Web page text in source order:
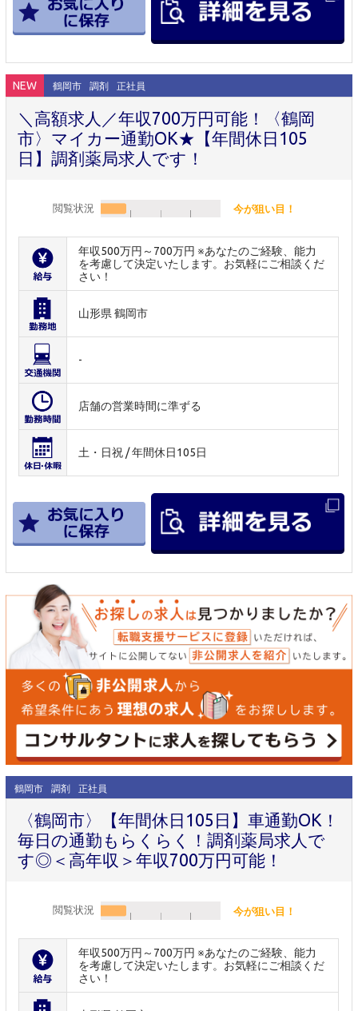
NEW 鶴岡市 調剤 正社員
＼高額求人／年収700万円可能！〈鶴岡
市〉マイカー通勤OK★【年間休日105
日】調剤薬局求人です！
閲覧状況 今が狙い目！
年収500万円～700万円 ※あなたのご経験、能力
を考慮して決定いたします。お気軽にご相談くだ
さい！
山形県 鶴岡市
-
店舗の営業時間に準ずる
土・日祝 / 年間休日105日
鶴岡市 調剤 正社員
〈鶴岡市〉【年間休日105日】車通勤OK！
毎日の通勤もらくらく！調剤薬局求人で
す◎＜高年収＞年収700万円可能！
閲覧状況 今が狙い目！
年収500万円～700万円 ※あなたのご経験、能力
を考慮して決定いたします。お気軽にご相談くだ
さい！